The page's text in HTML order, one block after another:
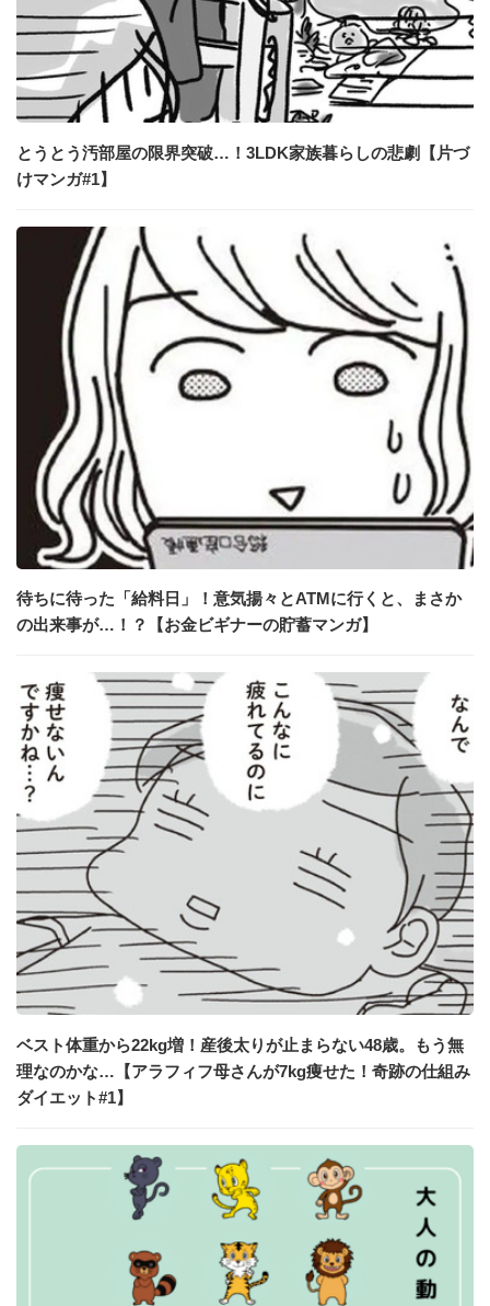
とうとう汚部屋の限界突破…！3LDK家族暮らしの悲劇【片づ
けマンガ#1】
待ちに待った「給料日」！意気揚々とATMに行くと、まさか
の出来事が…！？【お金ビギナーの貯蓄マンガ】
ベスト体重から22kg増！産後太りが止まらない48歳。もう無
理なのかな…【アラフィフ母さんが7kg痩せた！奇跡の仕組み
ダイエット#1】